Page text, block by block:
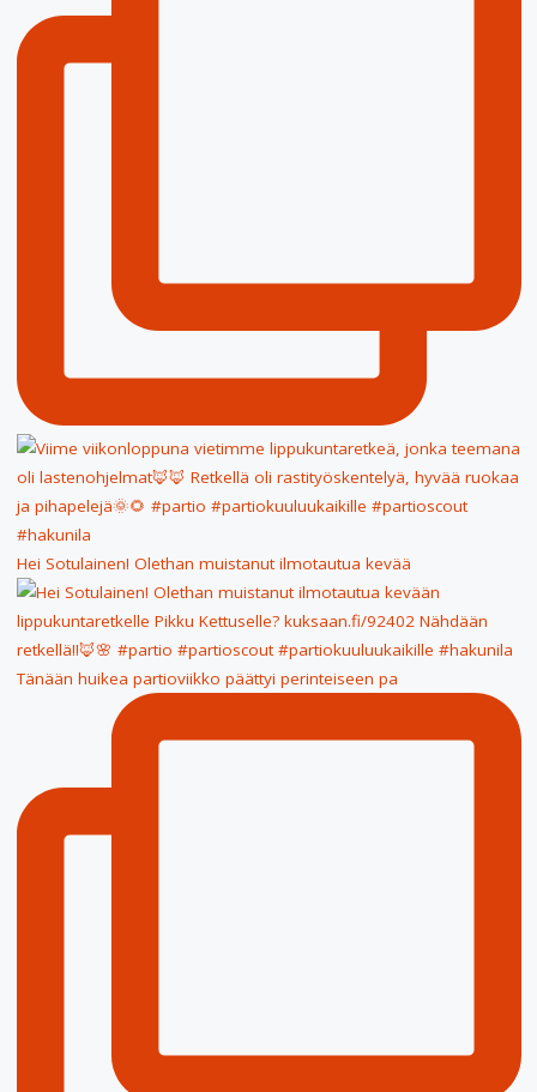
Hei Sotulainen! Olethan muistanut ilmotautua kevää
Tänään huikea partioviikko päättyi perinteiseen pa